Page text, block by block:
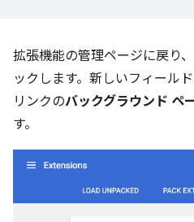
拡張機能の管理ページに戻り
ックします。新しいフィールド
リンクのバックグラウンド ペ
す。